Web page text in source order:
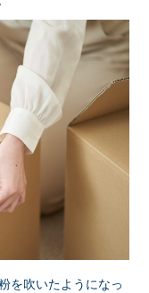
を吹いたようになっ